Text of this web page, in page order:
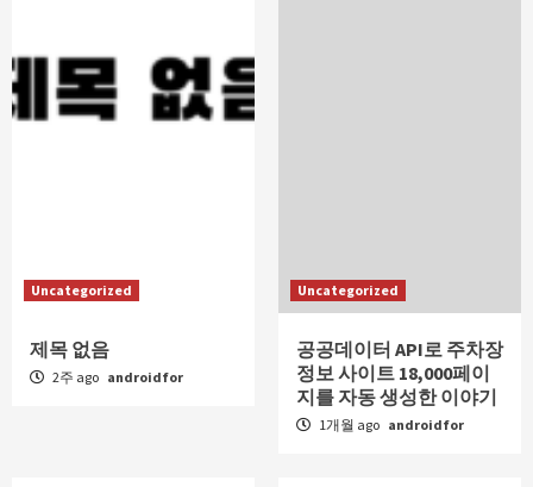
Uncategorized
제목 없음
2주 ago androidfor
Uncategorized
공공데이터 API로 주차장
정보 사이트 18,000페이
지를 자동 생성한 이야기
1개월 ago androidfor